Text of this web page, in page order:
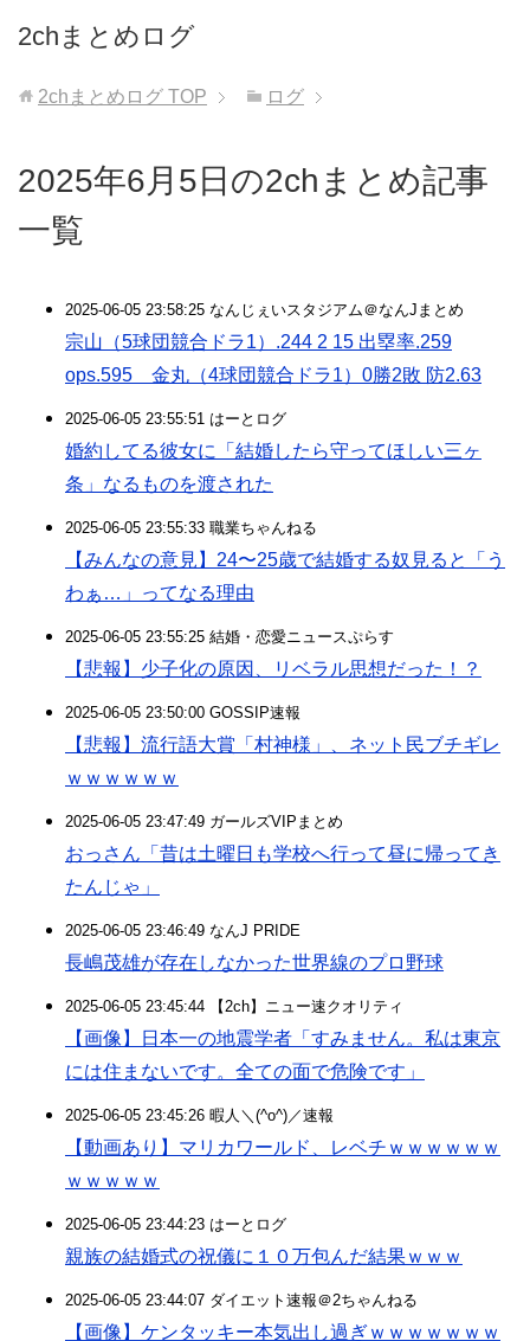
2chまとめログ
2chまとめログ TOP ログ
2025年6月5日の2chまとめ記事
一覧
2025-06-05 23:58:25 なんじぇいスタジアム＠なんJまとめ
宗山（5球団競合ドラ1）.244 2 15 出塁率.259
ops.595 金丸（4球団競合ドラ1）0勝2敗 防2.63
2025-06-05 23:55:51 はーとログ
婚約してる彼女に「結婚したら守ってほしい三ヶ
条」なるものを渡された
2025-06-05 23:55:33 職業ちゃんねる
【みんなの意見】24〜25歳で結婚する奴見ると「う
わぁ…」ってなる理由
2025-06-05 23:55:25 結婚・恋愛ニュースぷらす
【悲報】少子化の原因、リベラル思想だった！？
2025-06-05 23:50:00 GOSSIP速報
【悲報】流行語大賞「村神様」、ネット民ブチギレ
ｗｗｗｗｗｗ
2025-06-05 23:47:49 ガールズVIPまとめ
おっさん「昔は土曜日も学校へ行って昼に帰ってき
たんじゃ」
2025-06-05 23:46:49 なんJ PRIDE
長嶋茂雄が存在しなかった世界線のプロ野球
2025-06-05 23:45:44 【2ch】ニュー速クオリティ
【画像】日本一の地震学者「すみません。私は東京
には住まないです。全ての面で危険です」
2025-06-05 23:45:26 暇人＼(^o^)／速報
【動画あり】マリカワールド、レベチｗｗｗｗｗｗ
ｗｗｗｗｗ
2025-06-05 23:44:23 はーとログ
親族の結婚式の祝儀に１０万包んだ結果ｗｗｗ
2025-06-05 23:44:07 ダイエット速報＠2ちゃんねる
【画像】ケンタッキー本気出し過ぎｗｗｗｗｗｗｗ